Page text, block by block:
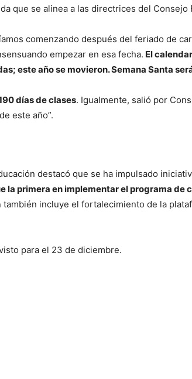
que se alinea a las directrices del Consejo
comenzando después del feriado de
empezar en esa fecha. El
este año se movieron. Semana Santa
días de clases. Igualmente, salió por
este año”.
destacó que se ha impulsado
la primera en implementar el programa de
también incluye el fortalecimiento de la
para el 23 de diciembre.